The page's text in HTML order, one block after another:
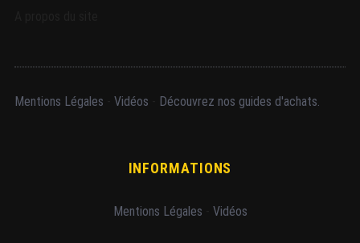
Mentions Légales Vidéos Découvrez nos guides d'achats.
INFORMATIONS
Mentions Légales Vidéos